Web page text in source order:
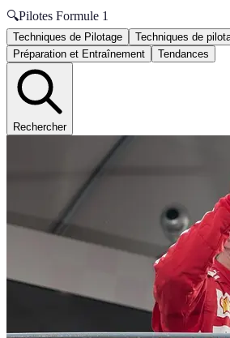
🔍Pilotes Formule 1
Techniques de Pilotage Techniques de
Préparation et Entraînement
Tendances
Rechercher